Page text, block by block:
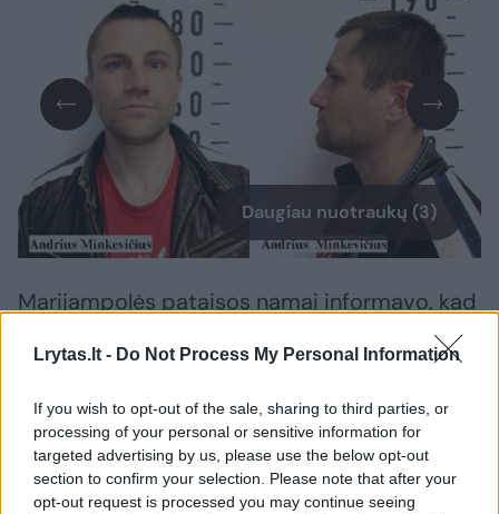
Lrytas.lt - Do Not Process My Personal Information
If you wish to opt-out of the sale, sharing to third parties, or
processing of your personal or sensitive information for
targeted advertising by us, please use the below opt-out
section to confirm your selection. Please note that after your
opt-out request is processed you may continue seeing
Daugiau nuotraukų (3)
Marijampolės pataisos namai informavo, kad
nuteistasis Andrius Minkevičius, gimęs 1984
metais, gruodžio 14 dieną buvo išleistas į
apsipirkti į parduotuvę, tačiau nustatytu laiku
negrįžo.